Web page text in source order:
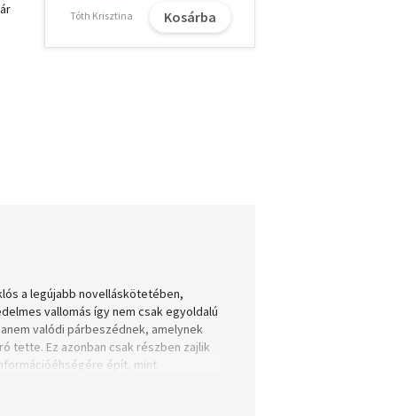
Tóth Krisztina Kosárba
a legújabb novelláskötetében,
vallomás így nem csak egyoldalú
valódi párbeszédnek, amelynek
tette. Ez azonban csak részben zajlik
épít, mint